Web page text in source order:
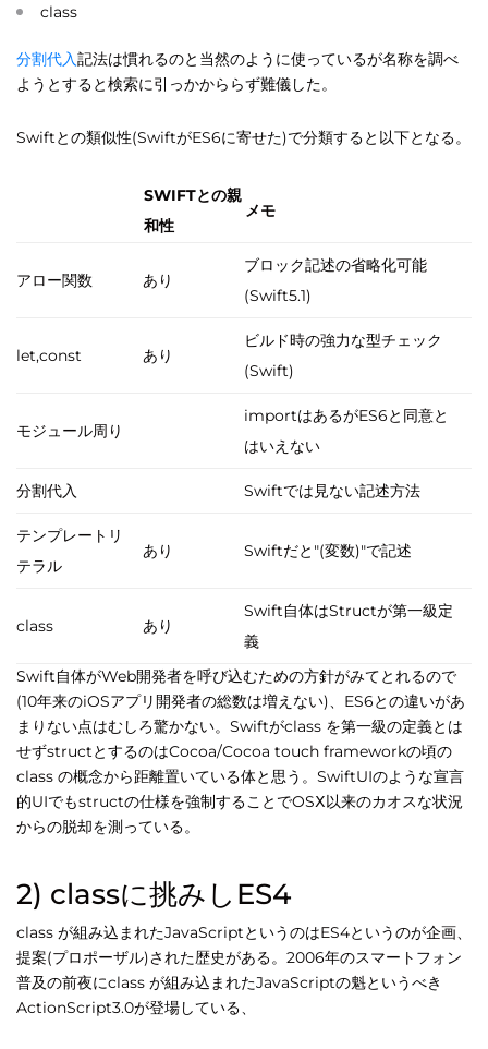
class
分割代入記法は慣れるのと当然のように使っているが名称を調べ
ようとすると検索に引っかかららず難儀した。
Swiftとの類似性(SwiftがES6に寄せた)で分類すると以下となる。
SWIFTとの親
和性
メモ
アロー関数 あり
ブロック記述の省略化可能
(Swift5.1)
let,const あり
ビルド時の強力な型チェック
(Swift)
モジュール周り
importはあるがES6と同意と
はいえない
分割代入 Swiftでは見ない記述方法
テンプレートリ
テラル
あり Swiftだと"(変数)"で記述
class あり
Swift自体はStructが第一級定
義
Swift自体がWeb開発者を呼び込むための方針がみてとれるので
(10年来のiOSアプリ開発者の総数は増えない)、ES6との違いがあ
まりない点はむしろ驚かない。Swiftがclass を第一級の定義とは
せずstructとするのはCocoa/Cocoa touch frameworkの頃の
class の概念から距離置いている体と思う。SwiftUIのような宣言
的UIでもstructの仕様を強制することでOSⅩ以来のカオスな状況
からの脱却を測っている。
2) classに挑みしES4
class が組み込まれたJavaScriptというのはES4というのが企画、
提案(プロポーザル)された歴史がある。2006年のスマートフォン
普及の前夜にclass が組み込まれたJavaScriptの魁というべき
ActionScript3.0が登場している、